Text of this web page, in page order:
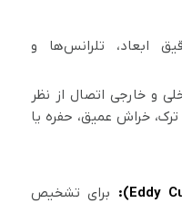
ابعاد، تلرانس‌ها و
و خارجی اتصال از نظر
خراش عمیق، حفره یا
برای تشخیص